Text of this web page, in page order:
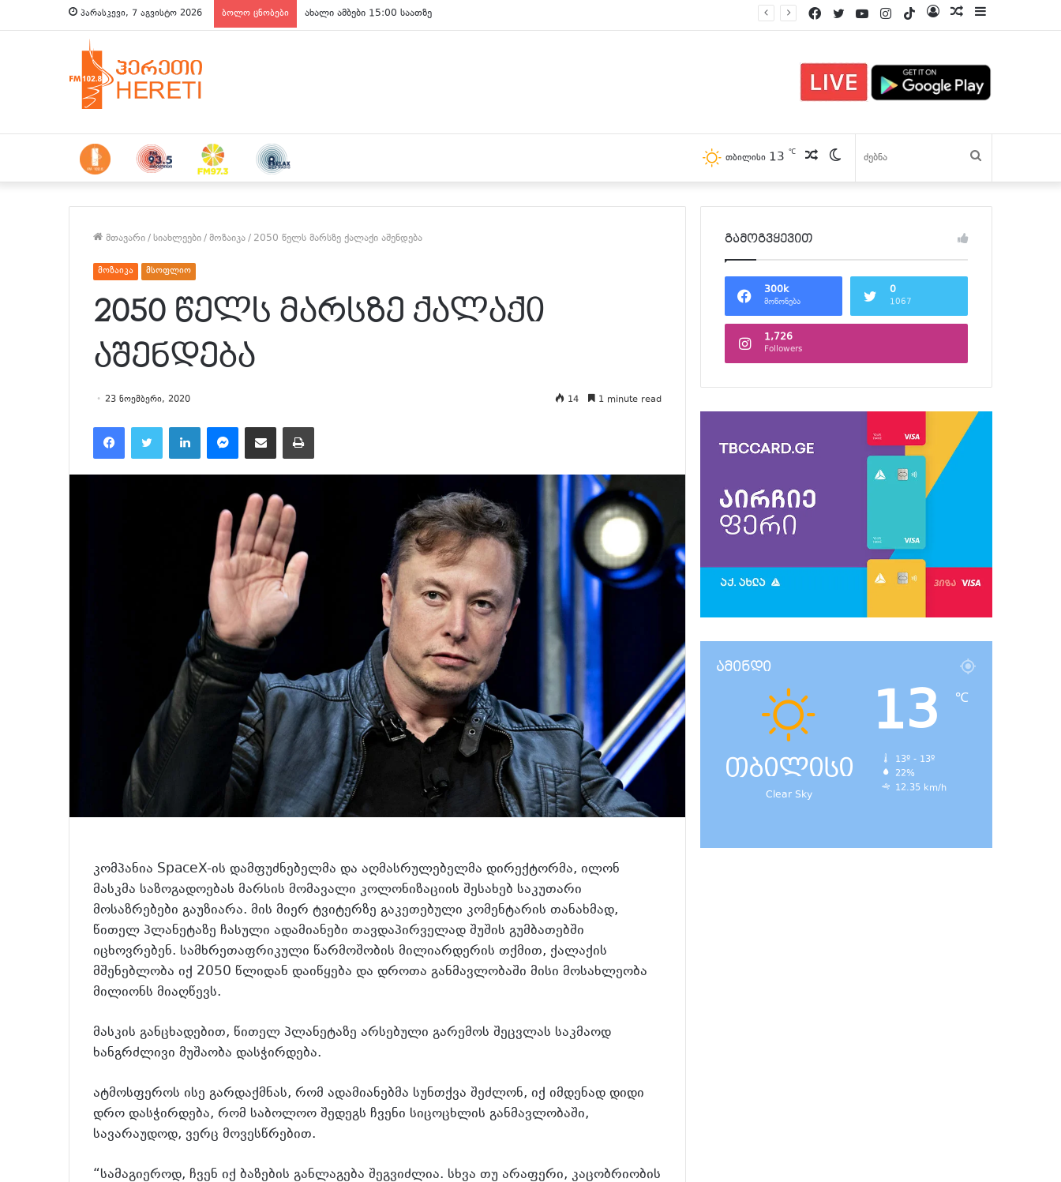
პარასკევი, 7 აგვისტო 2026 ბოლო ცნობები ახალი ამბები 15:00 საათზე პოსტები
Log
TikTok
Instagram
YouTube
Twitter
Facebook
Switch
skin
პოსტები
თბილისი 13 ℃
მთავარი/სიახლეები/მოზაიკა/ 2050 წელს მარსზე ქალაქი აშენდება
მოზაიკა მსოფლიო
2050 წელს მარსზე ქალაქი
აშენდება
23 ნოემბერი, 2020 14 1 minute read
კომპანია SpaceX-ის დამფუძნებელმა და აღმასრულებელმა დირექტორმა, ილონ
მასკმა საზოგადოებას მარსის მომავალი კოლონიზაციის შესახებ საკუთარი
მოსაზრებები გაუზიარა. მის მიერ ტვიტერზე გაკეთებული კომენტარის თანახმად,
წითელ პლანეტაზე ჩასული ადამიანები თავდაპირველად შუშის გუმბათებში
იცხოვრებენ. სამხრეთაფრიკული წარმოშობის მილიარდერის თქმით, ქალაქის
მშენებლობა იქ 2050 წლიდან დაიწყება და დროთა განმავლობაში მისი მოსახლეობა
მილიონს მიაღწევს.
მასკის განცხადებით, წითელ პლანეტაზე არსებული გარემოს შეცვლას საკმაოდ
ხანგრძლივი მუშაობა დასჭირდება.
ატმოსფეროს ისე გარდაქმნას, რომ ადამიანებმა სუნთქვა შეძლონ, იქ იმდენად დიდი
დრო დასჭირდება, რომ საბოლოო შედეგს ჩვენი სიცოცხლის განმავლობაში,
სავარაუდოდ, ვერც მოვესწრებით.
“სამაგიეროდ, ჩვენ იქ ბაზების განლაგება შეგვიძლია. სხვა თუ არაფერი, კაცობრიობის
გამოგვყევით
300k
მოწონება
0
1067
1,726
Followers
ამინდი
თბილისი
Clear Sky
13 ℃
13º - 13º
22%
12.35 km/h